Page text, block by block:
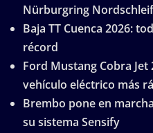
Nürburgring
Baja TT Cuenca 2026:
récord
Ford Mustang Cobra
vehículo eléctrico más
Brembo pone en
su sistema Sensify